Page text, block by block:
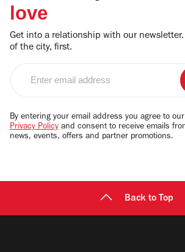
love
Get into a relationship with our
of the city, first.
email
By entering your email address you agree to our
Privacy Policy and consent to receive emails
news, events, offers and partner promotions.
Back to Top